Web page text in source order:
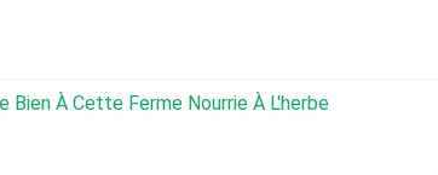
Bien À Cette Ferme Nourrie À L'herbe